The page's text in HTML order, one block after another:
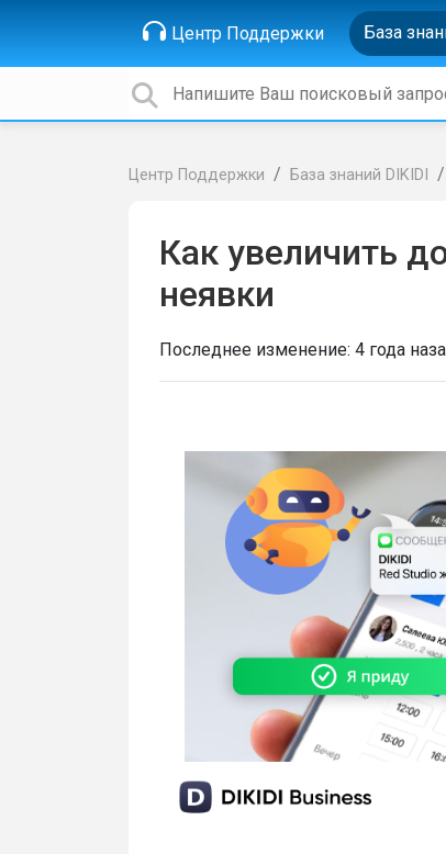
Центр Поддержки База
Центр Поддержки База знаний DIKIDI
Как увеличить
неявки
Последнее изменение: 4 года